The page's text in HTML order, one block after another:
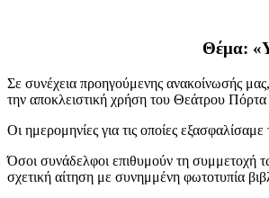
Θέμα:
Σε συνέχεια προηγούμενης ανακοίνωσής
την αποκλειστική χρήση του Θεάτρου
Οι ημερομηνίες για τις οποίες
Όσοι συνάδελφοι επιθυμούν τη συμμετοχή
σχετική αίτηση με συνημμένη φωτοτυπία